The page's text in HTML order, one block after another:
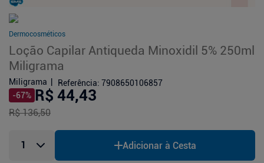
Dermocosméticos
Loção Capilar Antiqueda Minoxidil 5% 250ml
Miligrama
Miligrama Referência: 7908650106857
-67% R$ 44,43
R$ 136,50
Adicionar à Cesta